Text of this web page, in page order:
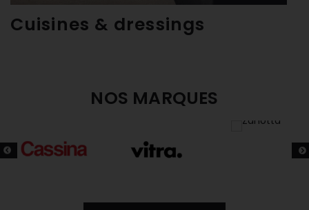
Cuisines & dressings
NOS MARQUES